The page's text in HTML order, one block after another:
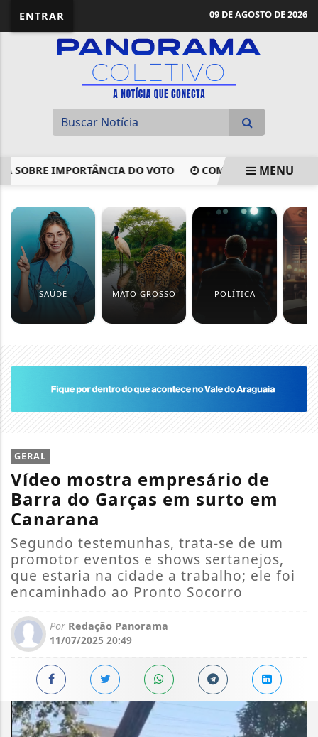
ENTRAR 09 DE AGOSTO DE 2026
IMPORTÂNCIA DO VOTO COMISSÃO APROVA
MENU
SAÚDE MATO GROSSO POLÍTICA
GERAL
Vídeo mostra empresário de
Barra do Garças em surto em
Canarana
Segundo testemunhas, trata-se de um
promotor eventos e shows sertanejos,
que estaria na cidade a trabalho; ele foi
encaminhado ao Pronto Socorro
Por Redação Panorama
11/07/2025 20:49